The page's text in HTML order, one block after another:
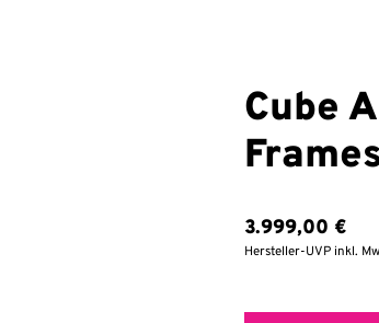
Cube
3.999,00 €
Hersteller-UVP inkl.